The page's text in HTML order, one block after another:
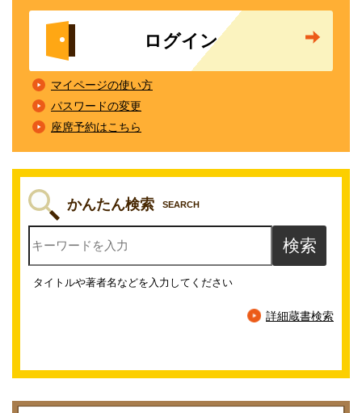
ログイン
マイページの使い方
パスワードの変更
座席予約はこちら
かんたん検索 SEARCH
タイトルや著者名などを入力してください
詳細蔵書検索